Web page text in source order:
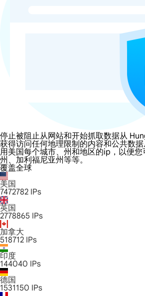
停止被阻止从网站和开始抓取数据从
获得访问任何地理限制的内容和公共数
用美国每个城市、州和地区的ip，以便
州、加利福尼亚州等等。
覆盖全球
美国
7472782 IPs
英国
2778865 IPs
加拿大
518712 IPs
印度
144040 IPs
德国
1531150 IPs